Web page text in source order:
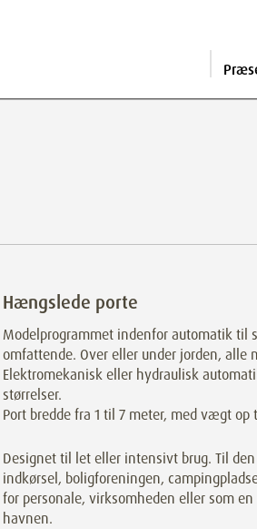
Hængslede porte
Modelprogrammet indenfor automatik til
omfattende. Over eller under jorden, alle
Elektromekanisk eller hydraulisk
størrelser.
Port bredde fra 1 til 7 meter, med vægt op
Designet til let eller intensivt brug. Til
indkørsel, boligforeningen,
for personale, virksomheden eller som
havnen.